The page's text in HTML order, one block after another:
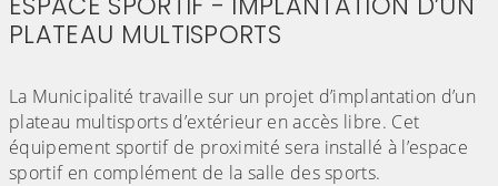
PLATEAU MULTISPORTS
La Municipalité travaille sur un projet d’implantation d’un
plateau multisports d’extérieur en accès libre. Cet
équipement sportif de proximité sera installé à l’espace
sportif en complément de la salle des sports.